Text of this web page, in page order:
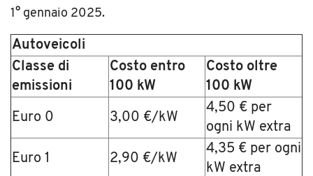
1° gennaio 2025.
Autoveicoli
Classe di
emissioni
Costo entro
100 kW
Costo oltre
100 kW
Euro 0 3,00 €/kW
4,50 € per
ogni kW extra
Euro 1 2,90 €/kW
4,35 € per ogni
kW extra